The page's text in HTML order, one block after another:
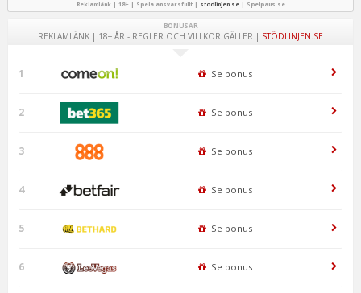
Reklamlänk | 18+ | Spela ansvarsfullt | stodlinjen.se| Spelpaus.se
BONUSAR
REKLAMLÄNK | 18+ ÅR - REGLER OCH VILLKOR GÄLLER | STÖDLINJEN.SE
1 Se bonus
2 Se bonus
3 Se bonus
4 Se bonus
5 Se bonus
6 Se bonus